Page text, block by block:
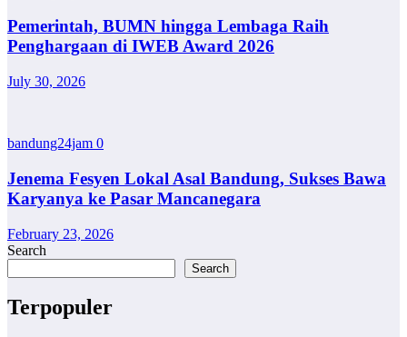
Pemerintah, BUMN hingga Lembaga Raih
Penghargaan di IWEB Award 2026
July 30, 2026
bandung24jam 0
Jenema Fesyen Lokal Asal Bandung, Sukses Bawa
Karyanya ke Pasar Mancanegara
February 23, 2026
Search
Search
Terpopuler